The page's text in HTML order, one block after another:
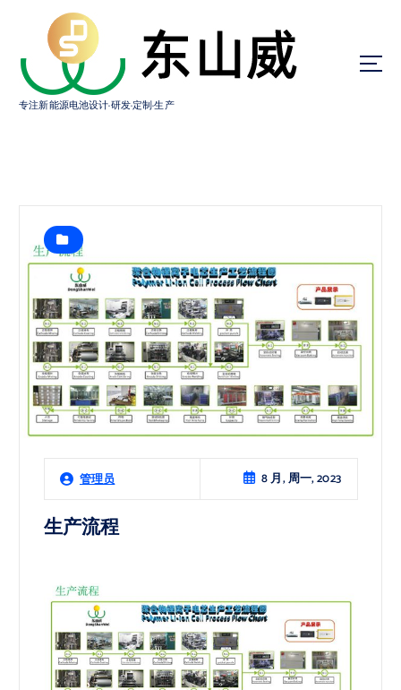
专注新能源电池设计·研发·定制·生产
管理员 8 月, 周一, 2023
生产流程